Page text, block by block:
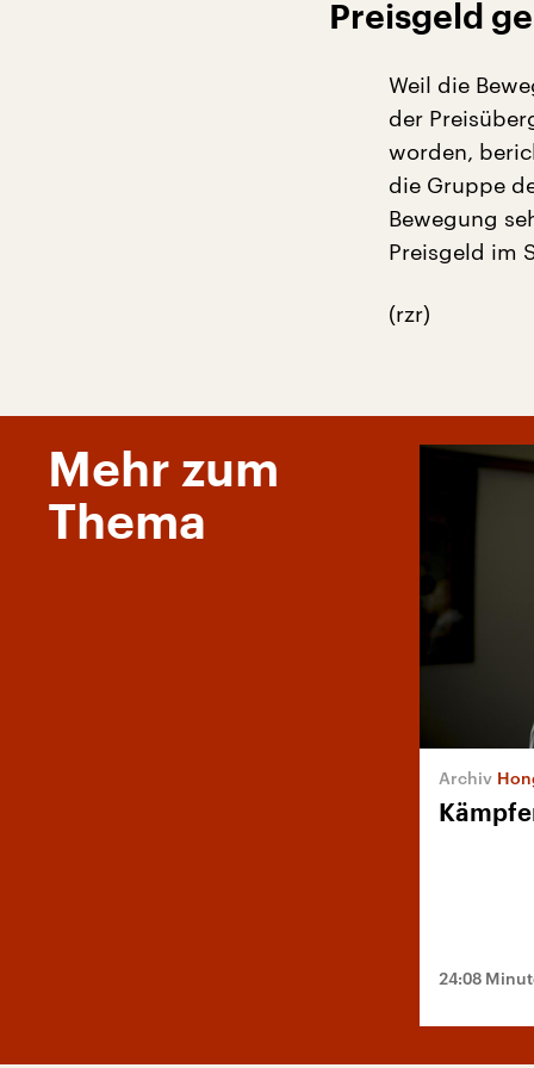
Preisgeld
Weil die
der
worden,
die Gruppe
Bewegung
Preisgeld im
(rzr)
Mehr zum
Thema
24:08